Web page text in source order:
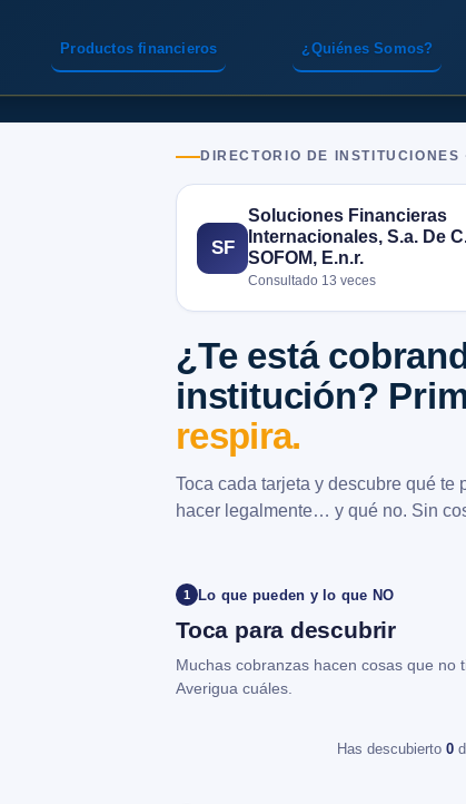
Productos financieros ¿Quiénes Somos?
DIRECTORIO DE INSTITUCIONES
SF
Soluciones Financieras
Internacionales, S.a. De
SOFOM, E.n.r.
Consultado 13 veces
¿Te está
institución?
respira.
Toca cada tarjeta y descubre qué te
hacer legalmente… y qué no. Sin
1 Lo que pueden y lo que NO
Toca para descubrir
Muchas cobranzas hacen cosas que no
Averigua cuáles.
Has descubierto 0